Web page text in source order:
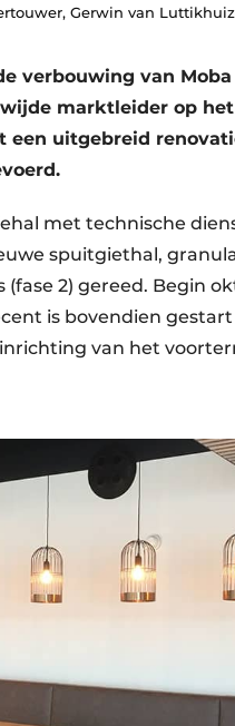
Gerwin van
verbouwing van
marktleider op
uitgebreid
met technische
spuitgiethal,
2) gereed. Begin
is bovendien
van het